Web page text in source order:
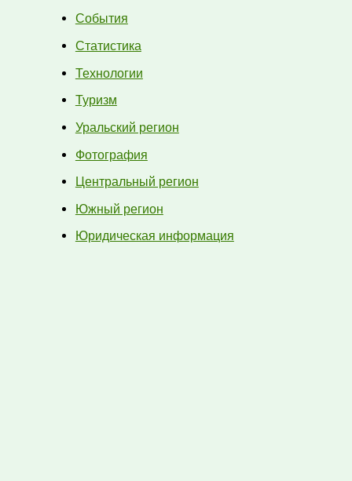
События
Статистика
Технологии
Туризм
Уральский регион
Фотография
Центральный регион
Южный регион
Юридическая информация